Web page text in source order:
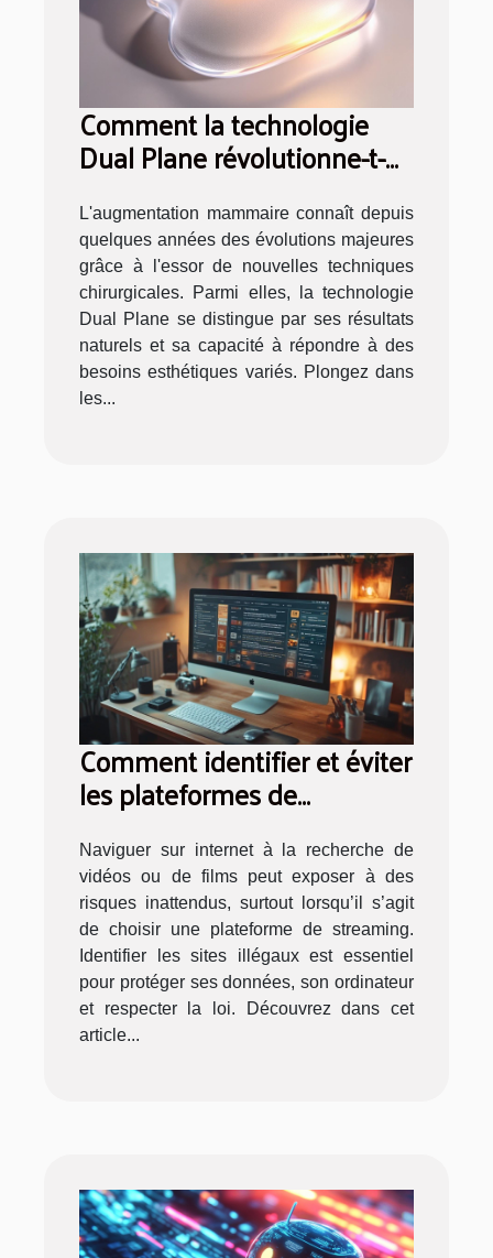
Comment la technologie
Dual Plane révolutionne-t-
mammaire ?
L'augmentation mammaire connaît depuis
quelques années des évolutions majeures
grâce à l'essor de nouvelles techniques
chirurgicales. Parmi elles, la technologie
Dual Plane se distingue par ses résultats
naturels et sa capacité à répondre à des
besoins esthétiques variés. Plongez dans
les...
Comment identifier et éviter
les plateformes de
streaming illégales ?
Naviguer sur internet à la recherche de
vidéos ou de films peut exposer à des
risques inattendus, surtout lorsqu’il s’agit
de choisir une plateforme de streaming.
Identifier les sites illégaux est essentiel
pour protéger ses données, son ordinateur
et respecter la loi. Découvrez dans cet
article...